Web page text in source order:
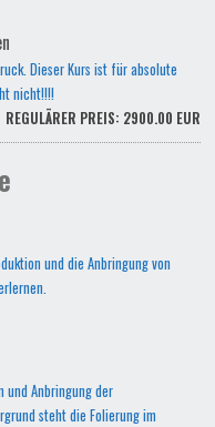
Dieser Kurs ist für absolute
nicht!!!!
REGULÄRER PREIS: 2900.00 EUR
und die Anbringung von
und Anbringung der
steht die Folierung im